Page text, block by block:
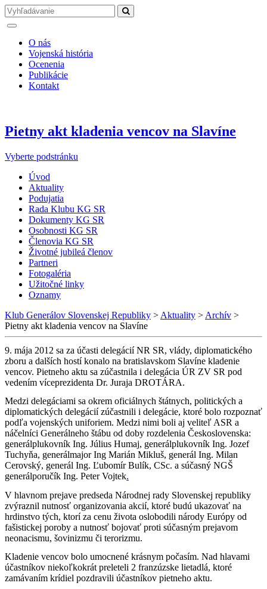
O nás
Vojenská história
Ocenenia
Publikácie
Kontakt
Pietny akt kladenia vencov na Slavíne
Vyberte podstránku
Úvod
Aktuality
Podujatia
Rada Klubu KG SR
Dokumenty KG SR
Osobnosti KG SR
Členovia KG SR
Životné jubileá členov
Partneri
Fotogaléria
Užitočné linky
Oznamy
Klub Generálov Slovenskej Republiky > Aktuality > Archív >
Pietny akt kladenia vencov na Slavíne
9. mája 2012 sa za účasti delegácií NR SR, vlády, diplomatického
zboru a dalších hostí konalo na bratislavskom Slavíne kladenie
vencov. Pietneho aktu sa zúčastnila i delegácia ÚR ZV SR pod
vedením víceprezidenta Dr. Juraja DROTÁRA.
Medzi delegáciami sa okrem oficiálnych štátnych, politických a
diplomatických delegácií zúčastnili i delegácie, ktoré bolo rozpoznať
podľa vojenských uniforiem. Medzi nimi boli aj veliteľ ASR a
náčelníci Generálneho štábu od doby rozdelenia Československa:
generálplukovník Ing. Július Humaj, generálplukovník Ing. Jozef
Tuchyňa, generálmajor Ing Marián Mikluš, generál Ing. Milan
Cerovský, generál Ing. Ľubomír Bulík, CSc. a súčasný NGŠ
generálporučík Ing. Peter Vojtek.
V hlavnom prejave predseda Národnej rady Slovenskej republiky
zvýraznil nutnosť organizovania akcií, ktoré budú ukazovať na
hrdinstvo tých, ktorí za cenu života oslobodili národy Európy od
fašistickej poroby a nutnosť bojovať proti súčasným prejavom
neonacismu, šovinizmu či terorizmu.
Kladenie vencov bolo umocnené krásnym počasím. Nad hlavami
účastníkov niekoľkokrát preleteli 2 franzúzske lietadlá, ktoré
zamávaním krídiel pozdravili účastníkov pietneho aktu.